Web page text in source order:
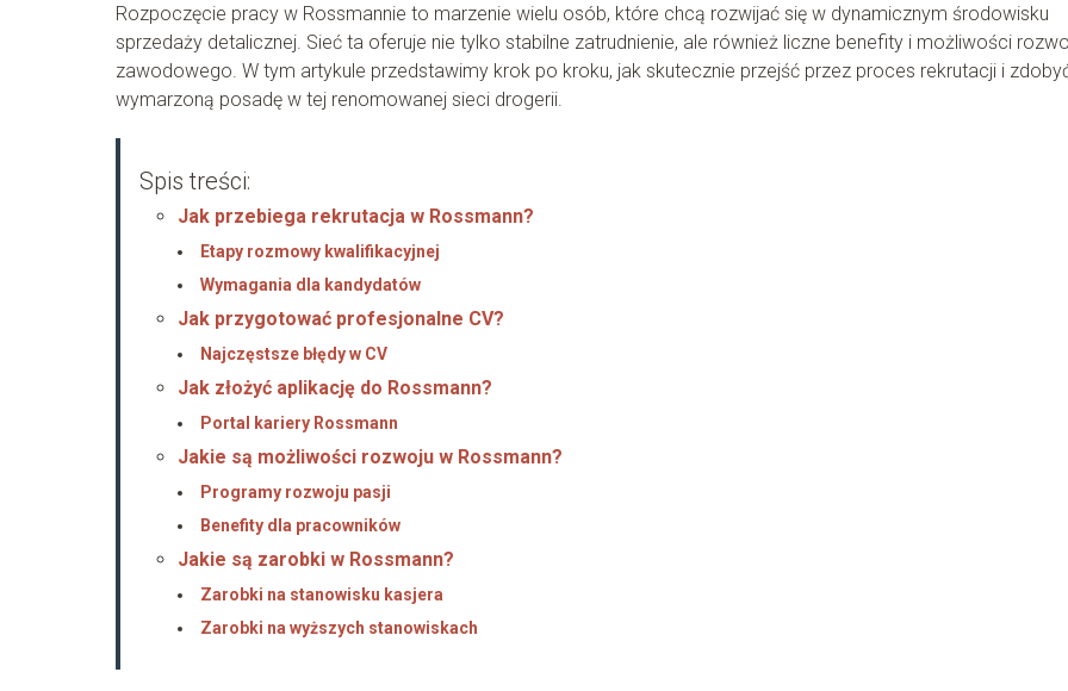
Rozpoczęcie pracy w Rossmannie to marzenie wielu osób, które chcą rozwijać się w dynamicznym środowisku
sprzedaży detalicznej. Sieć ta oferuje nie tylko stabilne zatrudnienie, ale również liczne benefity i możliwości
zawodowego. W tym artykule przedstawimy krok po kroku, jak skutecznie przejść przez proces rekrutacji i
wymarzoną posadę w tej renomowanej sieci drogerii.
Spis treści:
Jak przebiega rekrutacja w Rossmann?
Etapy rozmowy kwalifikacyjnej
Wymagania dla kandydatów
Jak przygotować profesjonalne CV?
Najczęstsze błędy w CV
Jak złożyć aplikację do Rossmann?
Portal kariery Rossmann
Jakie są możliwości rozwoju w Rossmann?
Programy rozwoju pasji
Benefity dla pracowników
Jakie są zarobki w Rossmann?
Zarobki na stanowisku kasjera
Zarobki na wyższych stanowiskach